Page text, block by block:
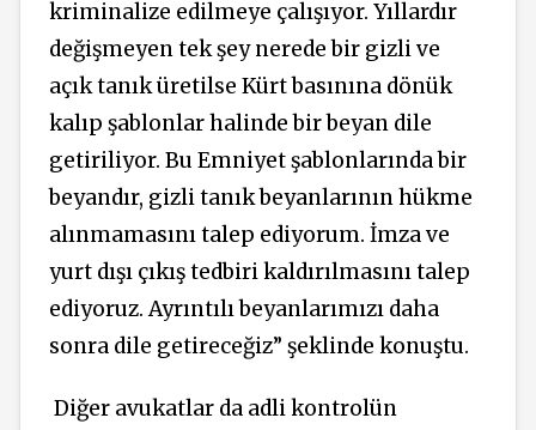
kriminalize edilmeye çalışıyor. Yıllardır
değişmeyen tek şey nerede bir gizli ve
açık tanık üretilse Kürt basınına dönük
kalıp şablonlar halinde bir beyan dile
getiriliyor. Bu Emniyet şablonlarında bir
beyandır, gizli tanık beyanlarının hükme
alınmamasını talep ediyorum. İmza ve
yurt dışı çıkış tedbiri kaldırılmasını talep
ediyoruz. Ayrıntılı beyanlarımızı daha
sonra dile getireceğiz” şeklinde konuştu.
Diğer avukatlar da adli kontrolün